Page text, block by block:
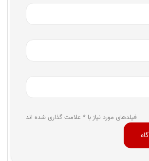
فیلدهای مورد نیاز با * علامت گذاری شده اند